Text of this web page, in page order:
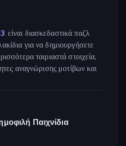
είναι διασκεδαστικά παζλ
για να δημιουργήσετε
ταιριαστά στοιχεία,
αναγνώρισης μοτίβων και
Παιχνίδια